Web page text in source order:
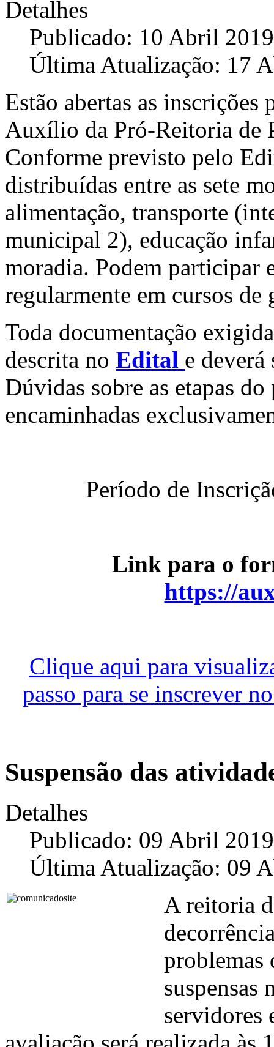
Detalhes
Publicado: 10 Abril 2019
Última Atualização: 17
Estão abertas as inscrições
Auxílio da Pró-Reitoria de
Conforme previsto pelo
distribuídas entre as sete
alimentação, transporte
municipal 2), educação
moradia. Podem participar
regularmente em cursos
Toda documentação
descrita no Edital e deverá
Dúvidas sobre as etapas
encaminhadas
Período de
Link para o
https://
Clique aqui para
passo para se inscrever
Suspensão das
Detalhes
Publicado: 09 Abril 2019
Última Atualização: 09
A reitoria
problemas
suspensas
servidores